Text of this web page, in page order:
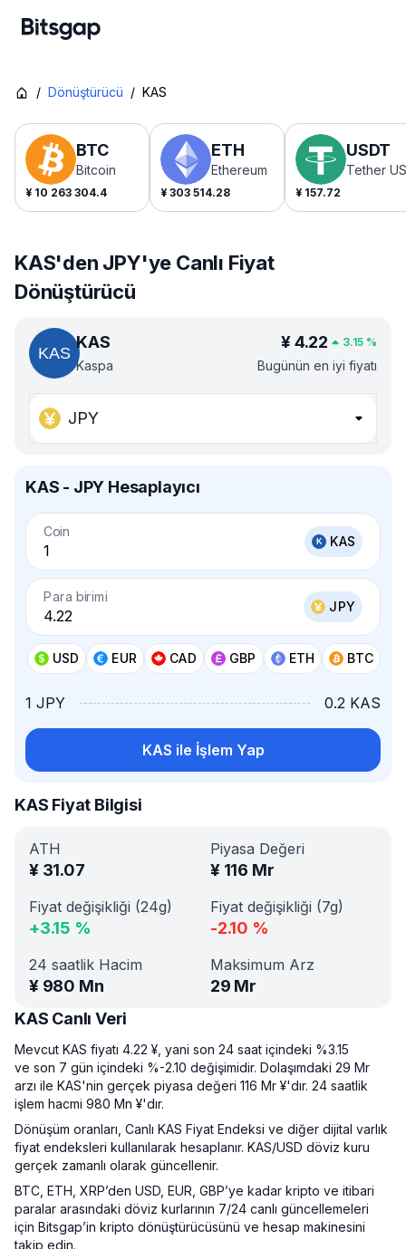
/ Dönüştürücü / KAS
BTC
Bitcoin
¥ 10 263 304.4
ETH
Ethereum
¥ 303 514.28
USDT
Tether
¥ 157.72
KAS'den JPY'ye Canlı Fiyat
Dönüştürücü
KAS
Kaspa
¥4.22 3.15 %
Bugünün en iyi fiyatı
JPY
KAS - JPY Hesaplayıcı
Coin
KAS
Para birimi
JPY
USD EUR CAD GBP ETH BTC
1 JPY 0.2 KAS
KAS ile İşlem Yap
KAS Fiyat Bilgisi
ATH
¥ 31.07
Piyasa Değeri
¥ 116 Mr
Fiyat değişikliği (24g)
+3.15 %
Fiyat değişikliği (7g)
-2.10 %
24 saatlik Hacim
¥ 980 Mn
Maksimum Arz
29 Mr
KAS Canlı Veri
Mevcut KAS fiyatı 4.22 ¥, yani son 24 saat içindeki %3.15
ve son 7 gün içindeki %-2.10 değişimidir. Dolaşımdaki 29 Mr
arzı ile KAS'nin gerçek piyasa değeri 116 Mr ¥'dır. 24 saatlik
işlem hacmi 980 Mn ¥'dır.
Dönüşüm oranları, Canlı KAS Fiyat Endeksi ve diğer dijital varlık
fiyat endeksleri kullanılarak hesaplanır. KAS/USD döviz kuru
gerçek zamanlı olarak güncellenir.
BTC, ETH, XRP’den USD, EUR, GBP’ye kadar kripto ve itibari
paralar arasındaki döviz kurlarının 7/24 canlı güncellemeleri
için Bitsgap’in kripto dönüştürücüsünü ve hesap makinesini
takip edin.